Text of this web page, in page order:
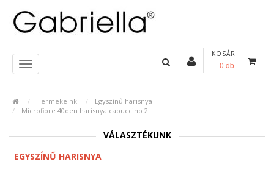
KOSÁR
0 db
Termékeink
Egyszínű harisnya
Microfibre 40den harisnya capuccino 2
VÁLASZTÉKUNK
EGYSZÍNŰ HARISNYA